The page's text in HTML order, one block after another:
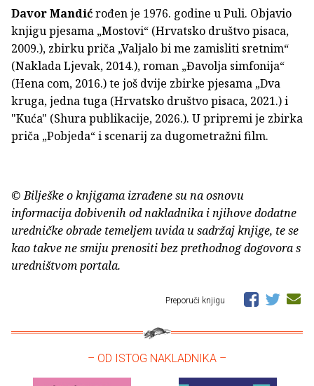
Davor Mandićrođen je 1976. godine u Puli. Objavio
knjigu pjesama „Mostovi“ (Hrvatsko društvo pisaca,
2009.), zbirku priča „Valjalo bi me zamisliti sretnim“
(Naklada Ljevak, 2014.), roman „Đavolja simfonija“
(Hena com, 2016.) te još dvije zbirke pjesama „Dva
kruga, jedna tuga (Hrvatsko društvo pisaca, 2021.) i
"Kuća" (Shura publikacije, 2026.). U pripremi je zbirka
priča „Pobjeda“ i scenarij za dugometražni film.
© Bilješke o knjigama izrađene su na osnovu
informacija dobivenih od nakladnika i njihove dodatne
uredničke obrade temeljem uvida u sadržaj knjige, te se
kao takve ne smiju prenositi bez prethodnog dogovora s
uredništvom portala.
Preporuči knjigu
– OD ISTOG NAKLADNIKA –